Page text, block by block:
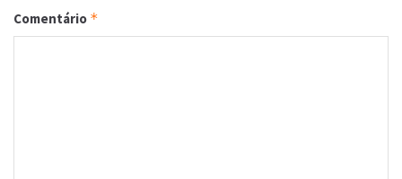
Comentário *